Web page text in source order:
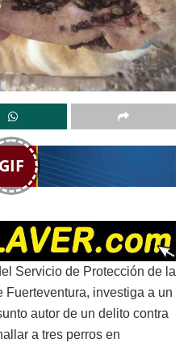
GIF
Servicio de Protección de la
Fuerteventura, investiga a un
autor de un delito contra
a tres perros en